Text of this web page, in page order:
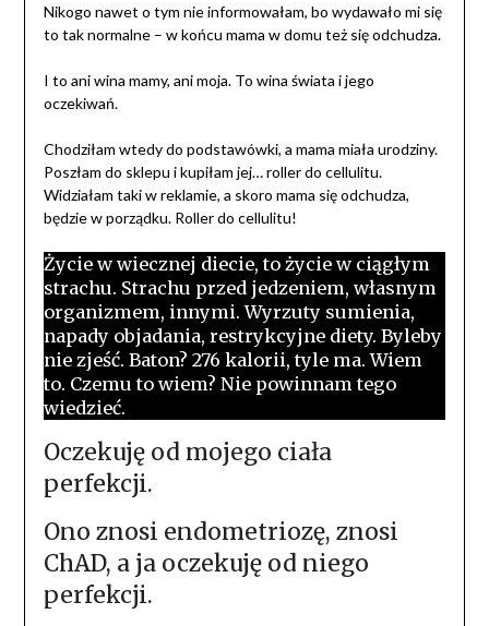
Nikogo nawet o tym nie informowałam, bo wydawało mi się
to tak normalne – w końcu mama w domu też się odchudza.
I to ani wina mamy, ani moja. To wina świata i jego
oczekiwań.
Chodziłam wtedy do podstawówki, a mama miała urodziny.
Poszłam do sklepu i kupiłam jej… roller do cellulitu.
Widziałam taki w reklamie, a skoro mama się odchudza,
będzie w porządku. Roller do cellulitu!
Życie w wiecznej diecie, to życie w ciągłym
strachu. Strachu przed jedzeniem, własnym
organizmem, innymi. Wyrzuty sumienia,
napady objadania, restrykcyjne diety. Byleby
nie zjeść. Baton? 276 kalorii, tyle ma. Wiem
to. Czemu to wiem? Nie powinnam tego
wiedzieć.
Oczekuję od mojego ciała
perfekcji.
Ono znosi endometriozę, znosi
ChAD, a ja oczekuję od niego
perfekcji.